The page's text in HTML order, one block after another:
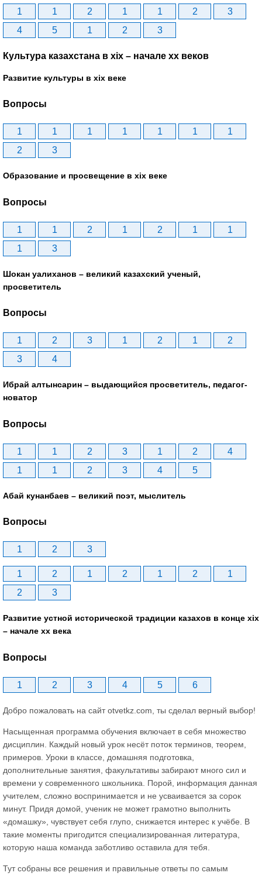
1 1 2 1 1 2
3
4
5 1 2 3
Культура казахстана в xix – начале хх веков
Развитие культуры в xix веке
Вопросы
1 1 1 1 1 1
1
2
3
Образование и просвещение в xix веке
Вопросы
1 1 2 1 2 1
1
1
3
Шокан уалиханов – великий казахский ученый,
просветитель
Вопросы
1 2 3 1 2 1
2
3
4
Ибрай алтынсарин – выдающийся просветитель, педагог-
новатор
Вопросы
1 1 2 3 1 2
4
1
1 2 3 4 5
Абай кунанбаев – великий поэт, мыслитель
Вопросы
1 2 3
1 2 1 2 1 2
1
2
3
Развитие устной исторической традиции казахов в конце xіх
– начале хх века
Вопросы
1 2 3 4 5 6
Добро пожаловать на сайт otvetkz.com, ты сделал верный выбор!
Насыщенная программа обучения включает в себя множество
дисциплин. Каждый новый урок несёт поток терминов, теорем,
примеров. Уроки в классе, домашняя подготовка,
дополнительные занятия, факультативы забирают много сил и
времени у современного школьника. Порой, информация данная
учителем, сложно воспринимается и не усваивается за сорок
минут. Придя домой, ученик не может грамотно выполнить
«домашку», чувствует себя глупо, снижается интерес к учёбе. В
такие моменты пригодится специализированная литература,
которую наша команда заботливо оставила для тебя.
Тут собраны все решения и правильные ответы по самым